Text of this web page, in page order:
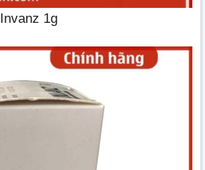
Invanz 1g